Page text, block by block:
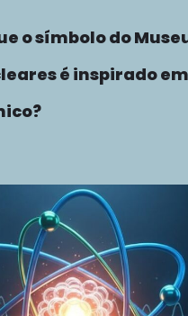
o símbolo do
é inspirado